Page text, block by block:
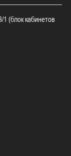
(блок кабинетов